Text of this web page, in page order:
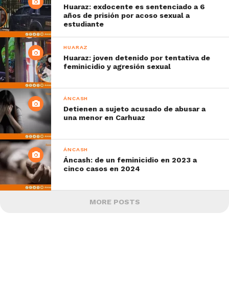
Huaraz: exdocente es sentenciado a 6
años de prisión por acoso sexual a
estudiante
HUARAZ
Huaraz: joven detenido por tentativa de
feminicidio y agresión sexual
ÁNCASH
Detienen a sujeto acusado de abusar a
una menor en Carhuaz
ÁNCASH
Áncash: de un feminicidio en 2023 a
cinco casos en 2024
MORE POSTS